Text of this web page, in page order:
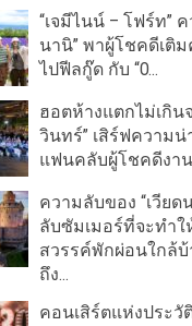
“เจมีไนน์ – โฟร์ท” ค
นานิ” พาผู้โชคดีเติ
ไปฟีลกู๊ด กับ “O...
ฮอตห้างแตกไม่เกิน
วินทร์” เสิร์ฟความ
แฟนคลับผู้โชคดีงาน
ความลับของ “เวียด
ลับซัมเมอร์ที่จะทำ
สวรรค์พักผ่อนใกล้
ถึง...
คอนเสิร์ตแห่งประวั